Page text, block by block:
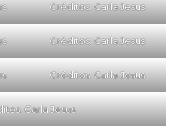
Créditos: Carla Jesus
Créditos: Carla Jesus
Créditos: Carla Jesus
Carla Jesus